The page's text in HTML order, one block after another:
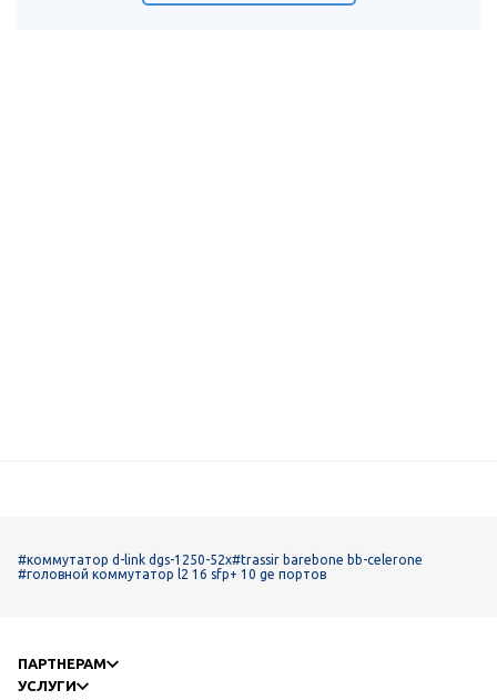
#коммутатор d-link dgs-1250-52x#trassir barebone bb-celerone
#головной коммутатор l2 16 sfp+ 10 ge портов
ПАРТНЕРАМ
УСЛУГИ